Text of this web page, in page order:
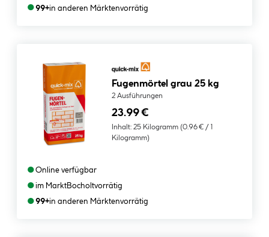
●99+in anderen Märktenvorrätig
Fugenmörtel grau 25 kg
2 Ausführungen
23.99 €
Inhalt: 25 Kilogramm (0.96 € / 1
Kilogramm)
●Online verfügbar
●im MarktBocholtvorrätig
●99+in anderen Märktenvorrätig